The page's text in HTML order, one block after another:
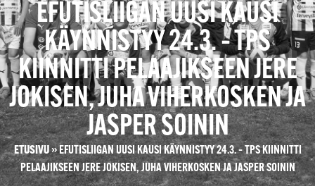
EFUTISLIIGAN UUSI KAUSI
KÄYNNISTYY 24.3. – TPS
KIINNITTI PELAAJIKSEEN JERE
JOKISEN, JUHA VIHERKOSKEN JA
JASPER SOININ
ETUSIVU»EFUTISLIIGAN UUSI KAUSI KÄYNNISTYY 24.3. – TPS KIINNITTI
PELAAJIKSEEN JERE JOKISEN, JUHA VIHERKOSKEN JA JASPER SOININ